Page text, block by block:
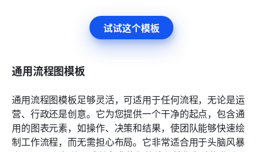
试试这个模板
通用流程图模板
通用流程图模板足够灵活，可适用于任何流程，无论是运
营、行政还是创意。它为您提供一个干净的起点，包含通
用的图表元素，如操作、决策和结果，使团队能够快速绘
制工作流程，而无需担心布局。它非常适合用于头脑风暴